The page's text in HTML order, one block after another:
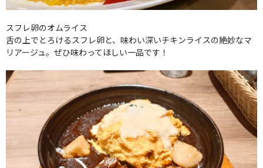
スフレ卵のオムライス
舌の上でとろけるスフレ卵と、味わい深いチキンライスの絶妙なマ
リアージュ。ぜひ味わってほしい一品です！